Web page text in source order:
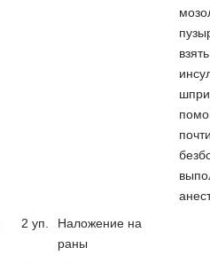
2 уп.
Наложение на
раны